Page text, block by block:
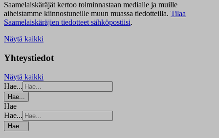
Saamelaiskäräjät kertoo toiminnastaan medialle ja muille
aiheistamme kiinnostuneille muun muassa tiedotteilla. Tilaa
Saamelaiskäräjien tiedotteet sähköpostiisi.
Näytä kaikki
Yhteystiedot
Näytä kaikki
Hae...
Hae...
Hae
Hae...
Hae...